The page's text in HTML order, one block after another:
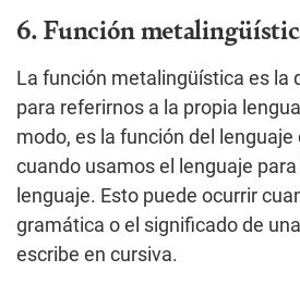
6. Función
La función metalingüística es la
para referirnos a la propia
modo, es la función del lenguaje
cuando usamos el lenguaje
lenguaje. Esto puede ocurrir
gramática o el significado de
escribe en cursiva.